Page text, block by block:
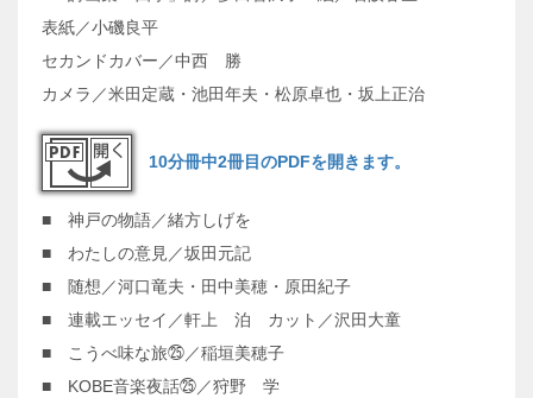
表紙／小磯良平
セカンドカバー／中西 勝
カメラ／米田定蔵・池田年夫・松原卓也・坂上正治
10分冊中2冊目のPDFを開きます。
■ 神戸の物語／緒方しげを
■ わたしの意見／坂田元記
■ 随想／河口竜夫・田中美穂・原田紀子
■ 連載エッセイ／軒上 泊 カット／沢田大童
■ こうべ味な旅㉕／稲垣美穂子
■ KOBE音楽夜話㉕／狩野 学